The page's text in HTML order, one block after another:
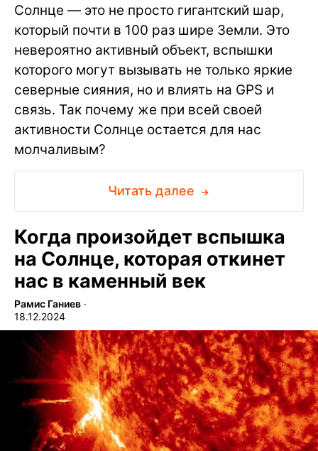
Солнце — это не просто гигантский шар,
который почти в 100 раз шире Земли. Это
невероятно активный объект, вспышки
которого могут вызывать не только яркие
северные сияния, но и влиять на GPS и
связь. Так почему же при всей своей
активности Солнце остается для нас
молчаливым?
Читать далее
Когда произойдет вспышка
на Солнце, которая откинет
нас в каменный век
Рамис Ганиев ∙
18.12.2024